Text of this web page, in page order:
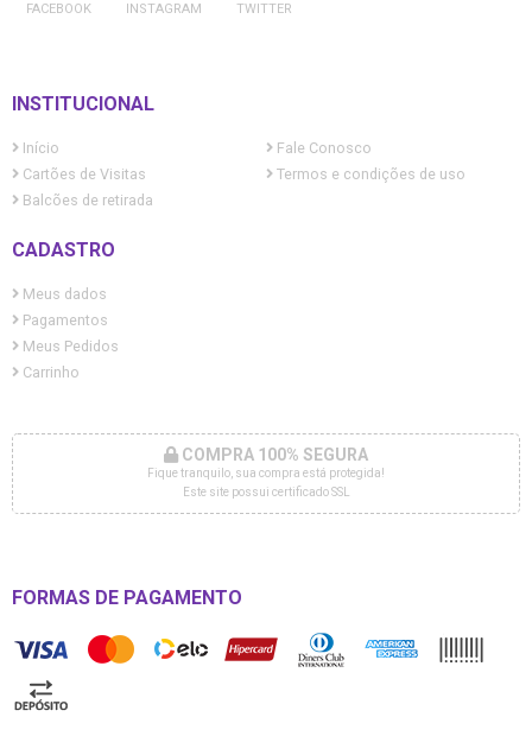
FACEBOOK INSTAGRAM TWITTER
INSTITUCIONAL
Início
Fale Conosco
Cartões de Visitas
Termos e condições de uso
Balcões de retirada
CADASTRO
Meus dados
Pagamentos
Meus Pedidos
Carrinho
COMPRA 100% SEGURA
Fique tranquilo, sua compra está protegida!
Este site possui certificado SSL
FORMAS DE PAGAMENTO